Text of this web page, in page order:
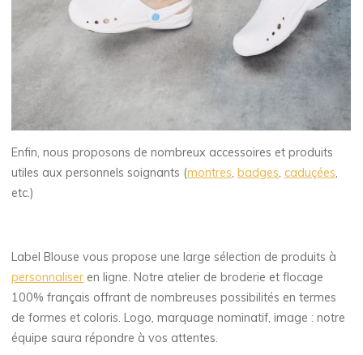
Enfin, nous proposons de nombreux accessoires et produits
utiles aux personnels soignants (montres ,badges ,caduçées
etc.)
Label Blouse vous propose une large sélection de produits à
personnaliser en ligne. Notre atelier de broderie et flocage
100% français offrant de nombreuses possibilités en termes
de formes et coloris. Logo, marquage nominatif, image : notre
équipe saura répondre à vos attentes.